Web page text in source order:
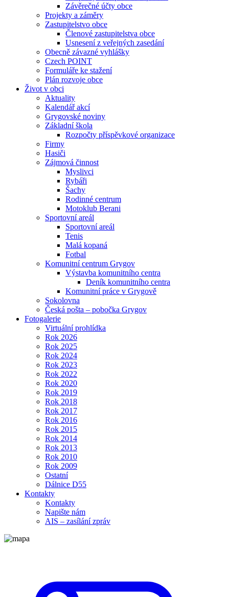
Závěrečné účty obce
Projekty a záměry
Zastupitelstvo obce
Členové zastupitelstva obce
Usnesení z veřejných zasedání
Obecně závazné vyhlášky
Czech POINT
Formuláře ke stažení
Plán rozvoje obce
Život v obci
Aktuality
Kalendář akcí
Grygovské noviny
Základní škola
Rozpočty příspěvkové organizace
Firmy
Hasiči
Zájmová činnost
Myslivci
Rybáři
Šachy
Rodinné centrum
Motoklub Berani
Sportovní areál
Sportovní areál
Tenis
Malá kopaná
Fotbal
Komunitní centrum Grygov
Výstavba komunitního centra
Deník komunitního centra
Komunitní práce v Grygově
Sokolovna
Česká pošta – pobočka Grygov
Fotogalerie
Virtuální prohlídka
Rok 2026
Rok 2025
Rok 2024
Rok 2023
Rok 2022
Rok 2020
Rok 2019
Rok 2018
Rok 2017
Rok 2016
Rok 2015
Rok 2014
Rok 2013
Rok 2010
Rok 2009
Ostatní
Dálnice D55
Kontakty
Kontakty
Napište nám
AIS – zasílání zpráv